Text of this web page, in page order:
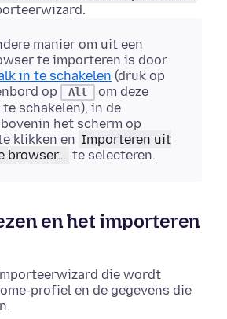
manier om uit een
te importeren is door
in te schakelen (druk op
op
Alt
om deze
schakelen), in de
het scherm op
klikken en Importeren uit
browser… te selecteren.
en het importeren
die wordt
profiel en de gegevens die